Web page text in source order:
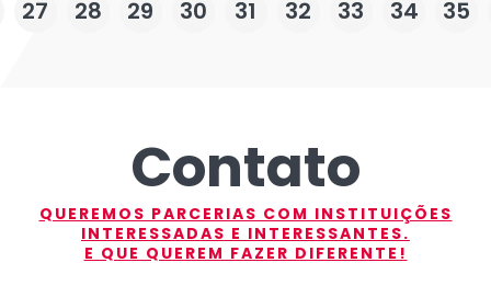
27 28 29 30 31 32 33 34 35
Contato
QUEREMOS PARCERIAS COM INSTITUIÇÕES
INTERESSADAS E INTERESSANTES.
E QUE QUEREM FAZER DIFERENTE!